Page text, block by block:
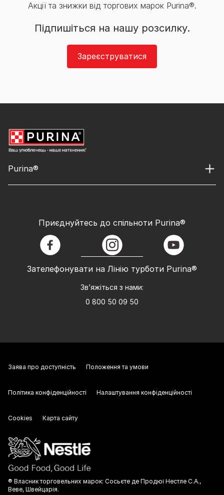
Акції та знижки від торгових марок Purina®.
Підпишіться на нашу розсилку.
Зареєструватися
Purina®
Зателефонувати на Лінію турботи Purina®
Зв’яжіться з нами:
0 800 50 09 50
Приєднуйтесь до спільноти Purina®
facebook instagram youtube
® Власник торговельних марок: Сосьєте де Продюі Нестле С.А.,
Веве, Швейцарія.
Заява про доступність Положення та умови
Політика конфіденційності Налаштування конфіденційності
Cookies Карта сайту